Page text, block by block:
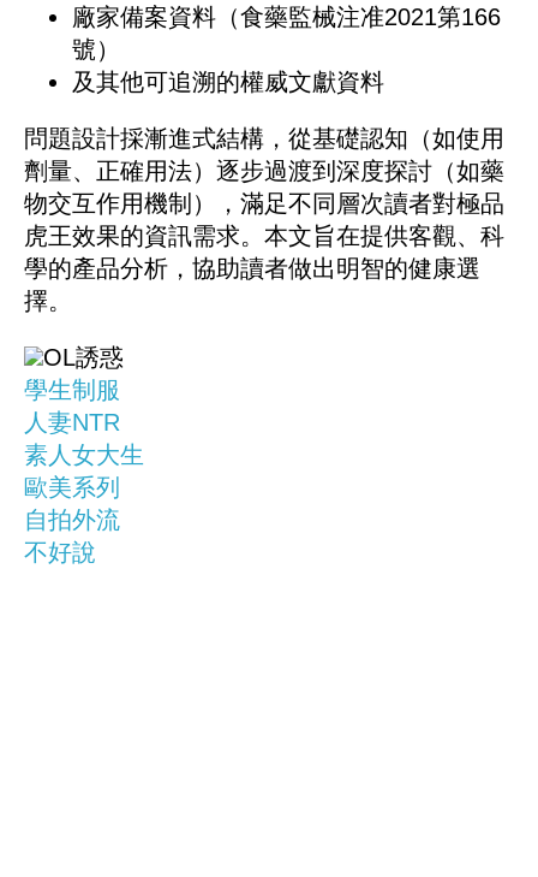
廠家備案資料（食藥監械注准2021第166
號）
及其他可追溯的權威文獻資料
問題設計採漸進式結構，從基礎認知（如使用
劑量、正確用法）逐步過渡到深度探討（如藥
物交互作用機制），滿足不同層次讀者對極品
虎王效果的資訊需求。本文旨在提供客觀、科
學的產品分析，協助讀者做出明智的健康選
擇。
OL誘惑
學生制服
人妻NTR
素人女大生
歐美系列
自拍外流
不好說